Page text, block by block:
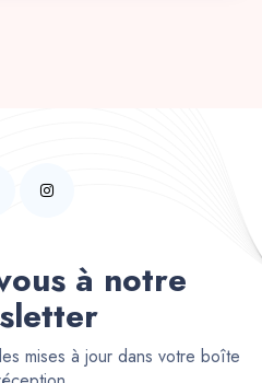
à notre
mises à jour dans votre boîte